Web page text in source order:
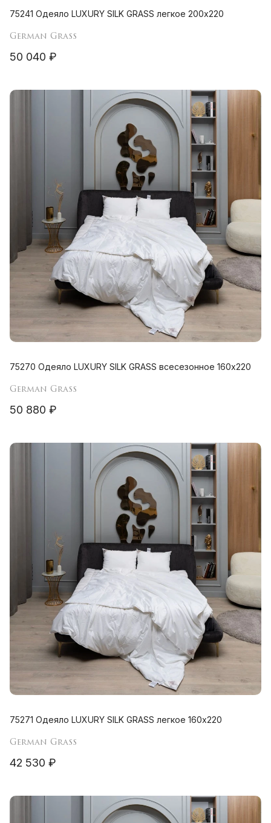
75241 Одеяло LUXURY SILK GRASS легкое 200х220
German Grass
50 040 ₽
75270 Одеяло LUXURY SILK GRASS всесезонное 160х220
German Grass
50 880 ₽
75271 Одеяло LUXURY SILK GRASS легкое 160х220
German Grass
42 530 ₽